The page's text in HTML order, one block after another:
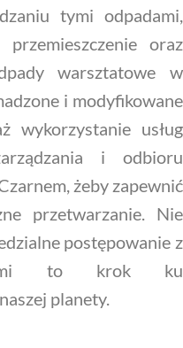
tymi odpadami,
oraz
warsztatowe w
i modyfikowane
wykorzystanie usług
i odbioru
żeby zapewnić
przetwarzanie. Nie
postępowanie z
to krok ku
planety.